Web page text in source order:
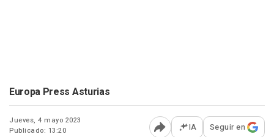
Europa Press Asturias
Jueves, 4 mayo 2023
Publicado: 13:20
Abrir opciones para
IA Seguir en